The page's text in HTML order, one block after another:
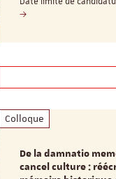
Colloque
De la damnatio
cancel culture :